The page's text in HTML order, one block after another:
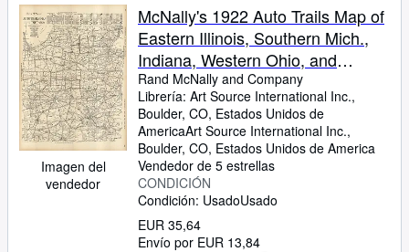
Imagen del
vendedor
McNally's 1922 Auto Trails Map of
Eastern Illinois, Southern Mich.,
Indiana, Western Ohio, and
Northern Kentucky
Rand McNally and Company
Librería: Art Source International Inc.,
Boulder, CO, Estados Unidos de
AmericaArt Source International Inc.,
Boulder, CO, Estados Unidos de America
Vendedor de 5 estrellas
CONDICIÓN
Condición: UsadoUsado
EUR 35,64
Envío por EUR 13,84